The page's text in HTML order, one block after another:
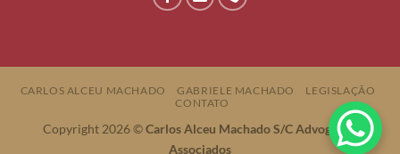
CARLOS ALCEU MACHADO GABRIELE MACHADO
LEGISLAÇÃO
CONTATO
Copyright 2026 ©Carlos Alceu Machado S/C Advogados
Associados